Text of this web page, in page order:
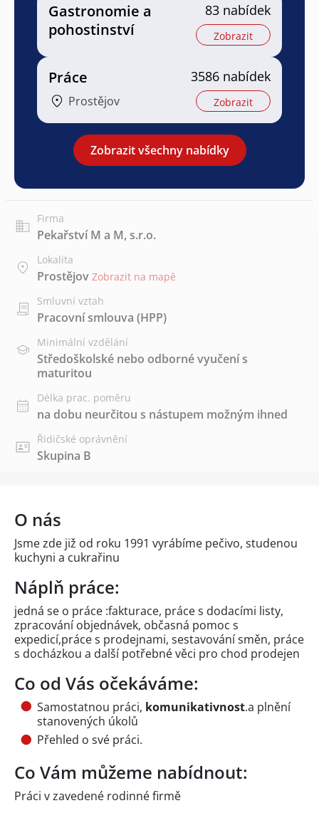
Gastronomie a
pohostinství
83 nabídek
Zobrazit
Práce
Prostějov
3586 nabídek
Zobrazit
Zobrazit všechny nabídky
Firma
Pekařství M a M, s.r.o.
Lokalita
Prostějov Zobrazit na mapě
Smluvní vztah
Pracovní smlouva (HPP)
Minimální vzdělání
Středoškolské nebo odborné vyučení s
maturitou
Délka prac. poměru
na dobu neurčitou s nástupem možným ihned
Řidičské oprávnění
Skupina B
O nás
Jsme zde již od roku 1991 vyrábíme pečivo, studenou
kuchyni a cukrařinu
Náplň práce:
jedná se o práce :fakturace, práce s dodacími listy,
zpracování objednávek, občasná pomoc s
expedicí,práce s prodejnami, sestavování směn, práce
s docházkou a další potřebné věci pro chod prodejen
Co od Vás očekáváme:
Samostatnou práci, komunikativnost.a plnění
stanovených úkolů
Přehled o své práci.
Co Vám můžeme nabídnout:
Práci v zavedené rodinné firmě